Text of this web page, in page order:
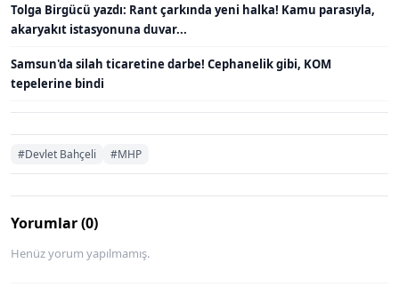
Tolga Birgücü yazdı: Rant çarkında yeni halka! Kamu parasıyla,
akaryakıt istasyonuna duvar...
Samsun'da silah ticaretine darbe! Cephanelik gibi, KOM
tepelerine bindi
#Devlet Bahçeli #MHP
Yorumlar (0)
Henüz yorum yapılmamış.